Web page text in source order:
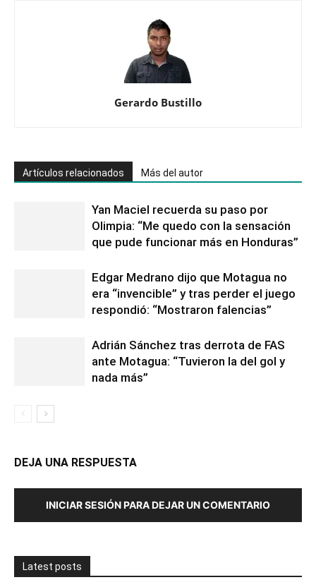
Gerardo Bustillo
Artículos relacionados Más del autor
Yan Maciel recuerda su paso por
Olimpia: “Me quedo con la sensación
que pude funcionar más en Honduras”
Edgar Medrano dijo que Motagua no
era “invencible” y tras perder el juego
respondió: “Mostraron falencias”
Adrián Sánchez tras derrota de FAS
ante Motagua: “Tuvieron la del gol y
nada más”
DEJA UNA RESPUESTA
INICIAR SESIÓN PARA DEJAR UN COMENTARIO
Latest posts